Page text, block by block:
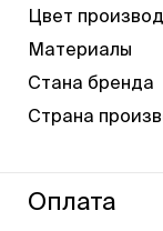
Цвет
Материалы
Стана бренда
Страна
Оплата